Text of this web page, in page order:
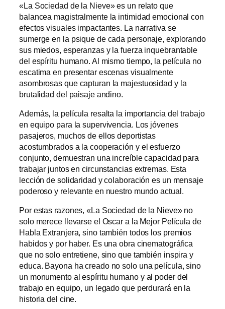
«La Sociedad de la Nieve» es un relato que
balancea magistralmente la intimidad emocional con
efectos visuales impactantes. La narrativa se
sumerge en la psique de cada personaje, explorando
sus miedos, esperanzas y la fuerza inquebrantable
del espíritu humano. Al mismo tiempo, la película no
escatima en presentar escenas visualmente
asombrosas que capturan la majestuosidad y la
brutalidad del paisaje andino.
Además, la película resalta la importancia del trabajo
en equipo para la supervivencia. Los jóvenes
pasajeros, muchos de ellos deportistas
acostumbrados a la cooperación y el esfuerzo
conjunto, demuestran una increíble capacidad para
trabajar juntos en circunstancias extremas. Esta
lección de solidaridad y colaboración es un mensaje
poderoso y relevante en nuestro mundo actual.
Por estas razones, «La Sociedad de la Nieve» no
solo merece llevarse el Oscar a la Mejor Película de
Habla Extranjera, sino también todos los premios
habidos y por haber. Es una obra cinematográfica
que no solo entretiene, sino que también inspira y
educa. Bayona ha creado no solo una película, sino
un monumento al espíritu humano y al poder del
trabajo en equipo, un legado que perdurará en la
historia del cine.